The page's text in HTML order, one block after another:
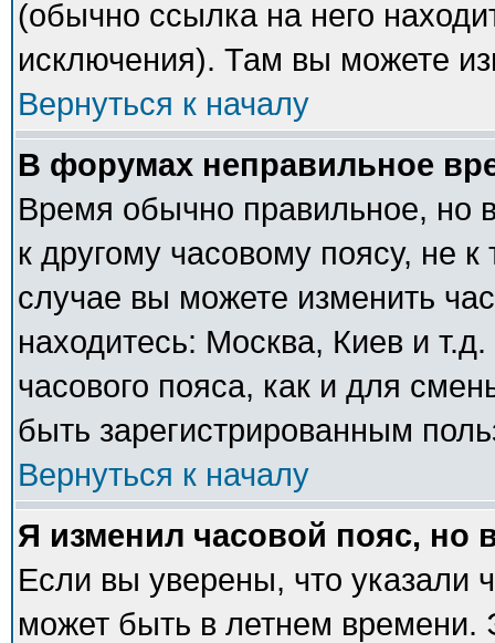
(обычно ссылка на него
исключения). Там вы можете
Вернуться к началу
В форумах неправильное
Время обычно правильное, но
к другому часовому поясу, не
случае вы можете изменить
находитесь: Москва, Киев и
часового пояса, как и для
быть зарегистрированным
Вернуться к началу
Я изменил часовой пояс, но
Если вы уверены, что указали
может быть в летнем времени.